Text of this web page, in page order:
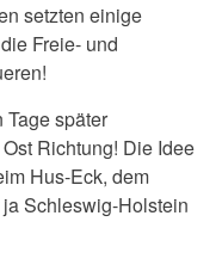
setzten einige
Freie- und
Tage später
Richtung! Die Idee
Hus-Eck, dem
Schleswig-Holstein